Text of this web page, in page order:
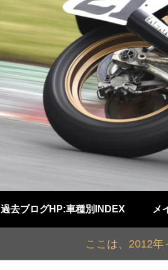
過去ブログHP:車種別INDEX メ
ここは、2012